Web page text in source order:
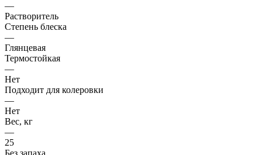
—
Растворитель
Степень блеска
—
Глянцевая
Термостойкая
—
Нет
Подходит для колеровки
—
Нет
Вес, кг
—
25
Без запаха